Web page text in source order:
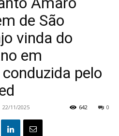
de São
vinda do
em
pelo
22/11/2025 0
642